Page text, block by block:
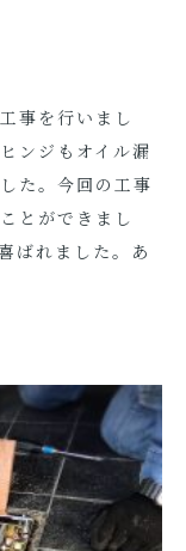
事を行いまし
ンジもオイル漏
た。今回の工事
とができまし
ばれました。あ